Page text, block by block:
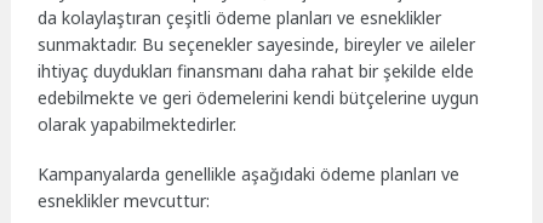
da kolaylaştıran çeşitli ödeme planları ve esneklikler
sunmaktadır. Bu seçenekler sayesinde, bireyler ve aileler
ihtiyaç duydukları finansmanı daha rahat bir şekilde elde
edebilmekte ve geri ödemelerini kendi bütçelerine uygun
olarak yapabilmektedirler.
Kampanyalarda genellikle aşağıdaki ödeme planları ve
esneklikler mevcuttur: